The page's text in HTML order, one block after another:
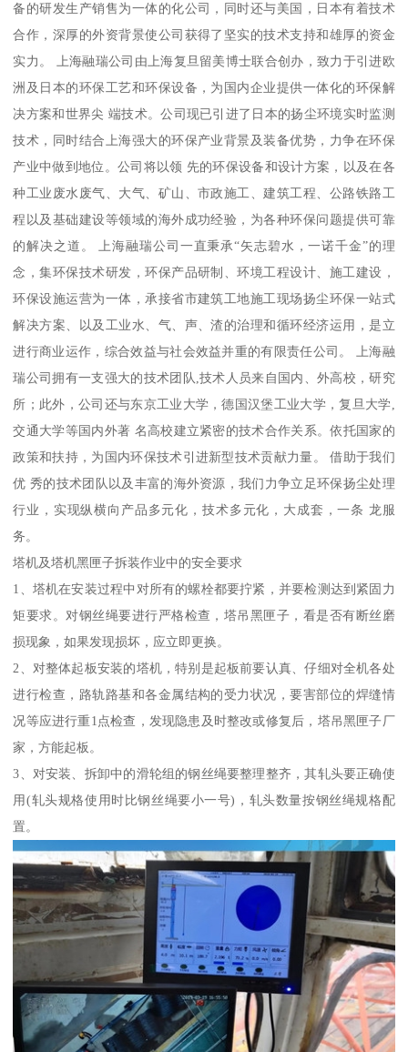
备的研发生产销售为一体的化公司，同时还与美国，日本有着技术
合作，深厚的外资背景使公司获得了坚实的技术支持和雄厚的资金
实力。 上海融瑞公司由上海复旦留美博士联合创办，致力于引进欧
洲及日本的环保工艺和环保设备，为国内企业提供一体化的环保解
决方案和世界尖 端技术。公司现已引进了日本的扬尘环境实时监测
技术，同时结合上海强大的环保产业背景及装备优势，力争在环保
产业中做到地位。公司将以领 先的环保设备和设计方案，以及在各
种工业废水废气、大气、矿山、市政施工、建筑工程、公路铁路工
程以及基础建设等领域的海外成功经验，为各种环保问题提供可靠
的解决之道。 上海融瑞公司一直秉承“矢志碧水，一诺千金”的理
念，集环保技术研发，环保产品研制、环境工程设计、施工建设，
环保设施运营为一体，承接省市建筑工地施工现场扬尘环保一站式
解决方案、以及工业水、气、声、渣的治理和循环经济运用，是立
进行商业运作，综合效益与社会效益并重的有限责任公司。 上海融
瑞公司拥有一支强大的技术团队,技术人员来自国内、外高校，研究
所；此外，公司还与东京工业大学，德国汉堡工业大学，复旦大学,
交通大学等国内外著 名高校建立紧密的技术合作关系。依托国家的
政策和扶持，为国内环保技术引进新型技术贡献力量。 借助于我们
优 秀的技术团队以及丰富的海外资源，我们力争立足环保扬尘处理
行业，实现纵横向产品多元化，技术多元化，大成套，一条 龙服
务。
塔机及塔机黑匣子拆装作业中的安全要求
1、塔机在安装过程中对所有的螺栓都要拧紧，并要检测达到紧固力
矩要求。对钢丝绳要进行严格检查，塔吊黑匣子，看是否有断丝磨
损现象，如果发现损坏，应立即更换。
2、对整体起板安装的塔机，特别是起板前要认真、仔细对全机各处
进行检查，路轨路基和各金属结构的受力状况，要害部位的焊缝情
况等应进行重1点检查，发现隐患及时整改或修复后，塔吊黑匣子厂
家，方能起板。
3、对安装、拆卸中的滑轮组的钢丝绳要整理整齐，其轧头要正确使
用(轧头规格使用时比钢丝绳要小一号)，轧头数量按钢丝绳规格配
置。